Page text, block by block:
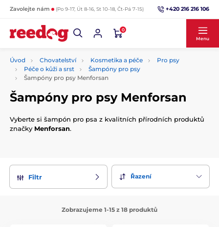
Zavolejte nám (Po 9-17, Út 8-16, St 10-18, Čt-Pá 7-15) +420 216 216 106
0
Menu
Úvod Chovatelství Kosmetika a péče
Pro psy
Péče o kůži a srst
Šampóny pro psy
Šampóny pro psy Menforsan
Šampóny pro psy Menforsan
Vyberte si šampón pro psa z kvalitních přírodních produktů
značky Menforsan.
Filtr Řazení
Zobrazujeme 1-15 z 18 produktů